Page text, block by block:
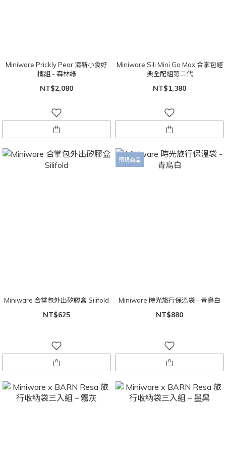
Miniware Prickly Pear 清新小食好
攜組 - 森林綠
NT$2,080
Miniware Sili Mini Go Max 合掌包經
典全配組第二代
NT$1,380
Miniware 合掌包外出矽膠盒 Silifold
NT$625
預購商品
Miniware 時光旅行保溫袋 - 青鳥白
NT$880